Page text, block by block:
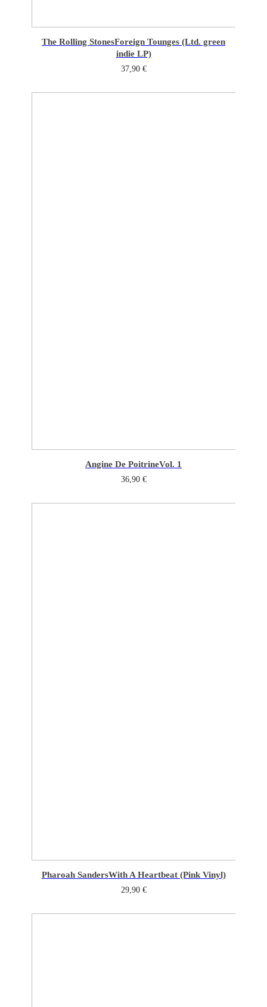
The Rolling StonesForeign Tounges (Ltd. green
indie LP)
37,90 €
Angine De PoitrineVol. 1
36,90 €
Pharoah SandersWith A Heartbeat (Pink Vinyl)
29,90 €